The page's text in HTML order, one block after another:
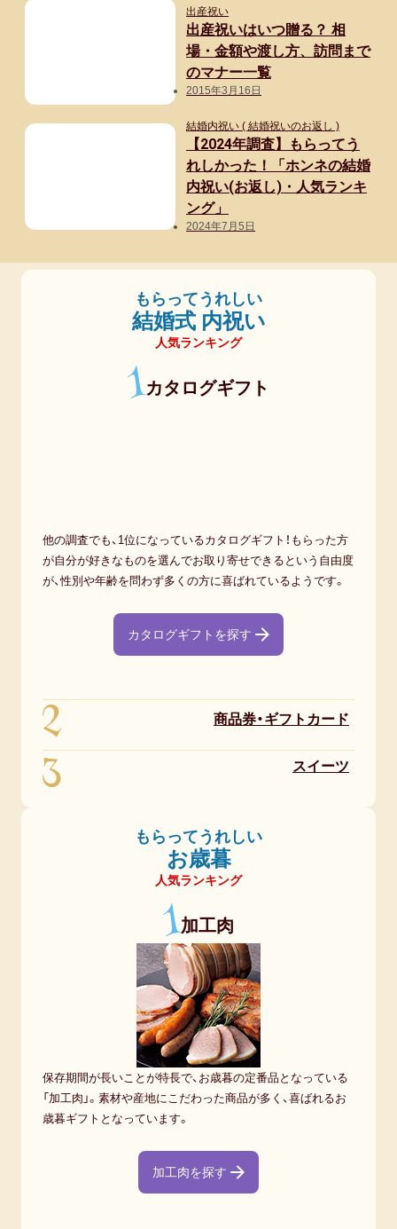
出産祝い
出産祝いはいつ贈る？ 相
場・金額や渡し方、訪問まで
のマナー一覧
2015年3月16日
結婚内祝い ( 結婚祝いのお返し )
【2024年調査】もらってう
れしかった！「ホンネの結婚
内祝い(お返し)・人気ランキ
ング」
2024年7月5日
もらってうれしい
結婚式 内祝い
人気ランキング
1カタログギフト
他の調査でも、1位になっているカタログギフト！もらった方
が自分が好きなものを選んでお取り寄せできるという自由度
が、性別や年齢を問わず多くの方に喜ばれているようです。
カタログギフトを探す
2 商品券・ギフトカード
3 スイーツ
もらってうれしい
お歳暮
人気ランキング
1加工肉
保存期間が長いことが特長で、お歳暮の定番品となっている
「加工肉」。素材や産地にこだわった商品が多く、喜ばれるお
歳暮ギフトとなっています。
加工肉を探す